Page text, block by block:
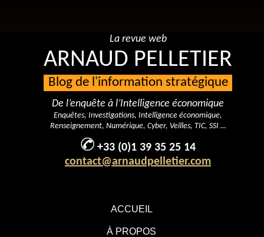
ACCUEIL
À PROPOS
La revue web
ARNAUD PELLETIER
Blog de l'information stratégique
De l’enquête à l’Intelligence économique
Enquêtes, Investigations, Intelligence économique,
Renseignement, Numérique, Cyber, Veilles, TIC, SSI …
+33 (0)1 39 35 25 14
contact@arnaudpelletier.com